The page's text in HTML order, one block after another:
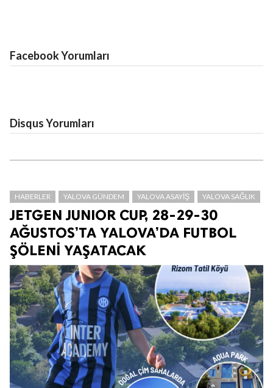
Facebook Yorumları
Disqus Yorumları
HABERLER YALOVA GÜNDEM YALOVA ASAYIŞ YALOVA SAĞLIK
JETGEN JUNIOR CUP, 28-29-30
AĞUSTOS’TA YALOVA’DA FUTBOL
ŞÖLENİ YAŞATACAK